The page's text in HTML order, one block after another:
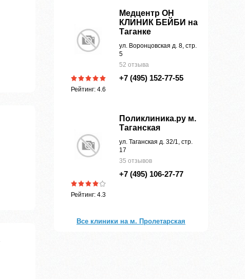
Рейтинг: 4.6
Медцентр ОН
КЛИНИК БЕЙБИ на
Таганке
ул. Воронцовская д. 8, стр.
5
52 отзыва
+7 (495) 152-77-55
Рейтинг: 4.3
Поликлиника.ру м.
Таганская
ул. Таганская д. 32/1, стр.
17
35 отзывов
+7 (495) 106-27-77
Все клиники на м. Пролетарская